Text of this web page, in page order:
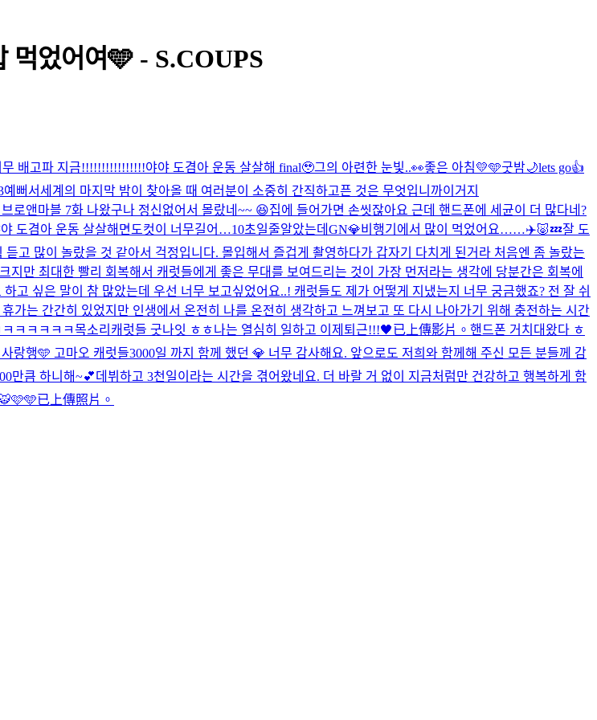
었어여🩵 - S.COUPS
무 배고파 지금!!!!!!!!!!!!!!!!야야 도겸아 운동 살살해 final🥹그의 아련한 눈빛..👀좋은 아침💛🩵굿밤🌙lets go👍
예뻐서세계의 마지막 밤이 찾아올 때 여러분이 소중히 간직하고픈 것은 무엇입니까이거지
브로앤마블 7화 나왔구나 정신없어서 몰랐네~~ 😆집에 들어가면 손씻잖아요 근데 핸드폰에 세균이 더 많다네?
도겸아 운동 살살해 면도컷이 너무길어…10초일줄알았는데 GN💎비행기에서 많이 먹었어요……✈️🐷💤잘 도
듣고 많이 놀랐을 것 같아서 걱정입니다. 몰입해서 즐겁게 촬영하다가 갑자기 다치게 된거라 처음엔 좀 놀랐는
만 최대한 빨리 회복해서 캐럿들에게 좋은 무대를 보여드리는 것이 가장 먼저라는 생각에 당분간은 회복에
고 싶은 말이 참 많았는데 우선 너무 보고싶었어요..! 캐럿들도 제가 어떻게 지냈는지 너무 궁금했죠? 전 잘 쉬
가는 간간히 있었지만 인생에서 온전히 나를 온전히 생각하고 느껴보고 또 다시 나아가기 위해 충전하는 시간
ㅋㅋㅋㅋㅋ목소리 캐럿들 굿나잇 ㅎㅎ나는 열심히 일하고 이제퇴근!!!🖤已上傳影片。 핸드폰 거치대왔다 ㅎ
랑행🩵 고마오 캐럿들3000일 까지 함께 했던 💎 너무 감사해요. 앞으로도 저희와 함께해 주신 모든 분들께 감
만큼 하니해~💕데뷔하고 3천일이라는 시간을 겪어왔네요. 더 바랄 거 없이 지금처럼만 건강하고 행복하게 함
已上傳照片。